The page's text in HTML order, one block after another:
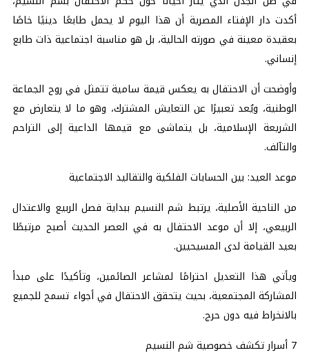
أكدت دار الإفتاء المصرية أن هذا اليوم لا يحمل طابعًا دينيًا خاصًا
بعقيدة معينة في صورته الحالية، بل هو مناسبة اجتماعية ذات طابع
إنساني.
وأوضحت أن الاحتفال به يعكس قيمة سامية تتمثل في روح الجماعة
الوطنية، ويُعد تعبيرًا عن التعايش المشترك، وهو ما لا يتعارض مع
الشريعة الإسلامية، بل يتماشى مع قيمها الداعية إلى التراحم
والتآلف.
موعد العيد: بين الحسابات الفلكية والتقاليد الاجتماعية
من الناحية الأصلية، يرتبط شم النسيم ببداية فصل الربيع والاعتدال
الربيعي، إلا أن موعد الاحتفال به في العصر الحديث أصبح مرتبطًا
بعيد القيامة لدى المسيحيين.
ويأتي هذا التعديل احترامًا لمشاعر الصائمين، وتأكيدًا على مبدأ
المشاركة المجتمعية، بحيث يتحقق الاحتفال في أجواء تسمح للجميع
بالانخراط فيه دون حرج.
7 أسرار تكشف خصوصية شم النسيم